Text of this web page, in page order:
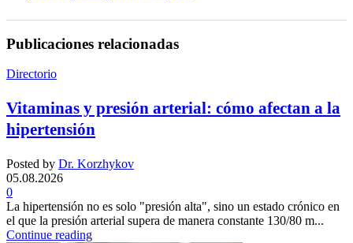
Publicaciones relacionadas
Directorio
Vitaminas y presión arterial: cómo afectan a la
hipertensión
Posted by Dr. Korzhykov
05.08.2026
0
La hipertensión no es solo "presión alta", sino un estado crónico en
el que la presión arterial supera de manera constante 130/80 m...
Continue reading